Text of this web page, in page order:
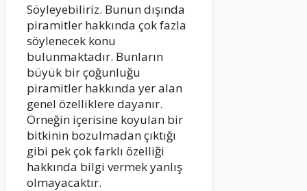
Söyleyebiliriz. Bunun dışında
piramitler hakkında çok fazla
söylenecek konu
bulunmaktadır. Bunların
büyük bir çoğunluğu
piramitler hakkında yer alan
genel özelliklere dayanır.
Örneğin içerisine koyulan bir
bitkinin bozulmadan çıktığı
gibi pek çok farklı özelliği
hakkında bilgi vermek yanlış
olmayacaktır.